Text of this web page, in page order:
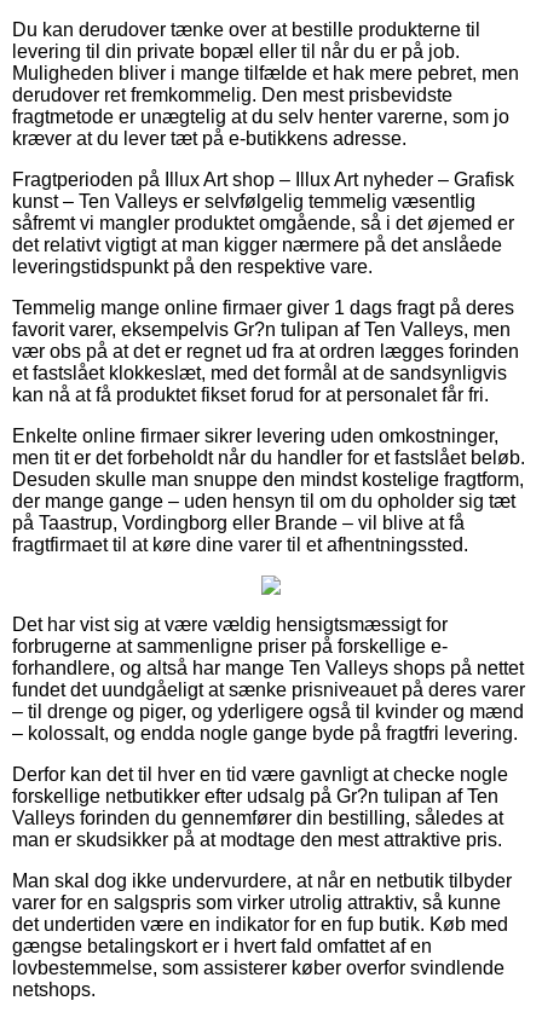
Du kan derudover tænke over at bestille produkterne til
levering til din private bopæl eller til når du er på job.
Muligheden bliver i mange tilfælde et hak mere pebret, men
derudover ret fremkommelig. Den mest prisbevidste
fragtmetode er unægtelig at du selv henter varerne, som jo
kræver at du lever tæt på e-butikkens adresse.
Fragtperioden på Illux Art shop – Illux Art nyheder – Grafisk
kunst – Ten Valleys er selvfølgelig temmelig væsentlig
såfremt vi mangler produktet omgående, så i det øjemed er
det relativt vigtigt at man kigger nærmere på det anslåede
leveringstidspunkt på den respektive vare.
Temmelig mange online firmaer giver 1 dags fragt på deres
favorit varer, eksempelvis Gr?n tulipan af Ten Valleys, men
vær obs på at det er regnet ud fra at ordren lægges forinden
et fastslået klokkeslæt, med det formål at de sandsynligvis
kan nå at få produktet fikset forud for at personalet får fri.
Enkelte online firmaer sikrer levering uden omkostninger,
men tit er det forbeholdt når du handler for et fastslået beløb.
Desuden skulle man snuppe den mindst kostelige fragtform,
der mange gange – uden hensyn til om du opholder sig tæt
på Taastrup, Vordingborg eller Brande – vil blive at få
fragtfirmaet til at køre dine varer til et afhentningssted.
Det har vist sig at være vældig hensigtsmæssigt for
forbrugerne at sammenligne priser på forskellige e-
forhandlere, og altså har mange Ten Valleys shops på nettet
fundet det uundgåeligt at sænke prisniveauet på deres varer
– til drenge og piger, og yderligere også til kvinder og mænd
– kolossalt, og endda nogle gange byde på fragtfri levering.
Derfor kan det til hver en tid være gavnligt at checke nogle
forskellige netbutikker efter udsalg på Gr?n tulipan af Ten
Valleys forinden du gennemfører din bestilling, således at
man er skudsikker på at modtage den mest attraktive pris.
Man skal dog ikke undervurdere, at når en netbutik tilbyder
varer for en salgspris som virker utrolig attraktiv, så kunne
det undertiden være en indikator for en fup butik. Køb med
gængse betalingskort er i hvert fald omfattet af en
lovbestemmelse, som assisterer køber overfor svindlende
netshops.